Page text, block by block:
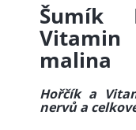
Šumík
malina
Hořčík a
nervů a